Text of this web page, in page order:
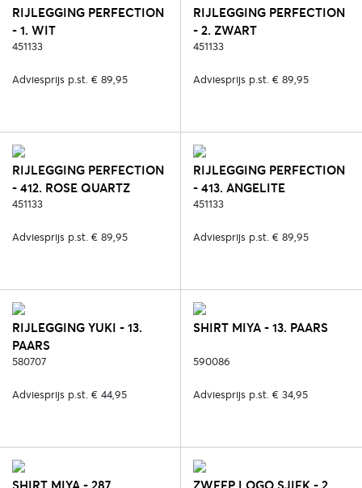
RIJLEGGING PERFECTION
- 1. WIT
451133
Adviesprijs p.st. € 89,95
RIJLEGGING PERFECTION
- 2. ZWART
451133
Adviesprijs p.st. € 89,95
RIJLEGGING PERFECTION
- 412. ROSE QUARTZ
451133
Adviesprijs p.st. € 89,95
RIJLEGGING PERFECTION
- 413. ANGELITE
451133
Adviesprijs p.st. € 89,95
RIJLEGGING YUKI - 13.
PAARS
580707
Adviesprijs p.st. € 44,95
SHIRT MIYA - 13. PAARS
590086
Adviesprijs p.st. € 34,95